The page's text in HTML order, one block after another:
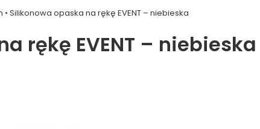
• Silikonowa opaska na rękę EVENT – niebieska
rękę EVENT – niebieska